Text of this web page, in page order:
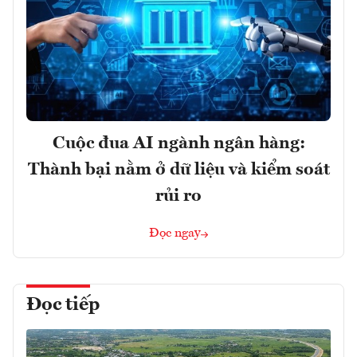
Cuộc đua AI ngành ngân hàng:
Thành bại nằm ở dữ liệu và kiểm soát
rủi ro
Đọc ngay
Đọc tiếp